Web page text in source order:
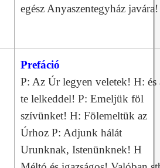
egész Anyaszentegyház javára!
Prefáció
P: Az Úr legyen veletek! H: és
te lelkeddel! P: Emeljük föl
szívünket! H: Fölemeltük az
Úrhoz P: Adjunk hálát
Urunknak, Istenünknek! H